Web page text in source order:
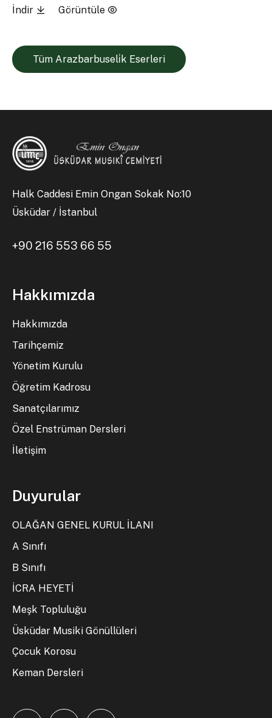
İndir Görüntüle
Tüm Arazbarbuseli̇k Eserleri
Halk Caddesi Emin Ongan Sokak No:10
Üsküdar / İstanbul
+90 216 553 66 55
Hakkımızda
Hakkımızda
Tarihçemiz
Yönetim Kurulu
Öğretim Kadrosu
Sanatçılarımız
Özel Enstrüman Dersleri
İletişim
Duyurular
OLAĞAN GENEL KURUL İLANI
A Sınıfı
B Sınıfı
İCRA HEYETİ
Meşk Topluluğu
Üsküdar Musiki Gönüllüleri
Çocuk Korosu
Keman Dersleri